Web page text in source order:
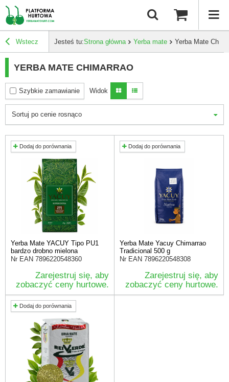
Wstecz Jesteś tu:Strona główna Yerba mate Yerba Mate
YERBA MATE CHIMARRAO
Szybkie zamawianie Widok
Sortuj po cenie rosnąco
Dodaj do porównania
Yerba Mate YACUY Tipo PU1
bardzo drobno mielona
Nr EAN 7896220548360
Zarejestruj się, aby
zobaczyć ceny hurtowe.
Dodaj do porównania
Yerba Mate Yacuy Chimarrao
Tradicional 500 g
Nr EAN 7896220548308
Zarejestruj się, aby
zobaczyć ceny hurtowe.
Dodaj do porównania